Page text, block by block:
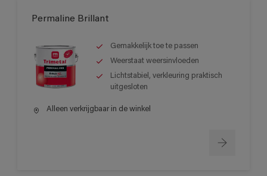
Permaline Brillant
Gemakkelijk toe te passen
Weerstaat weersinvloeden
Lichtstabiel, verkleuring praktisch
uitgesloten
Alleen verkrijgbaar in de winkel